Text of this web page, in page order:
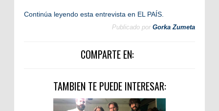
Continúa leyendo esta entrevista en EL PAÍS.
Publicado por Gorka Zumeta
COMPARTE EN:
TAMBIEN TE PUEDE INTERESAR: